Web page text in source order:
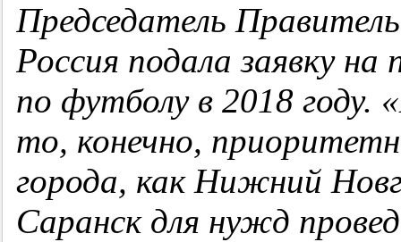
Председатель
Россия подала заявку
по футболу в 2018 году.
то, конечно,
города, как Нижний
Саранск для нужд